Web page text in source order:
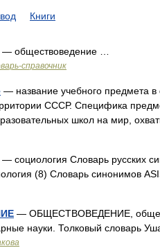
Книги
— обществоведение …
справочник
— название учебного предмета в
СССР. Специфика
школ на мир,
— социология Словарь русских
(8) Словарь синонимов
— ОБЩЕСТВОВЕДЕНИЕ,
науки. Толковый словарь